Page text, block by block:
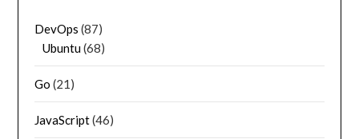
DevOps (87)
Ubuntu(68)
Go (21)
JavaScript(46)